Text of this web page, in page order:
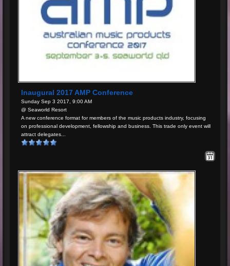
Inaugural 2017 AMP Conference
Sunday Sep 3 2017, 9:00 AM
@ Seaworld Resort
A new conference format for members of the music products industry, focusing
on professional development, fellowship and business. This trade only event will
attract delegates...